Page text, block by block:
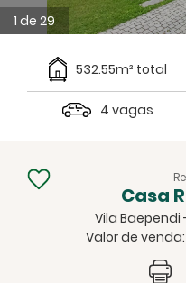
1 de 29
532.55m² total
4 vagas
Casa
Vila Baependi
Valor de venda: